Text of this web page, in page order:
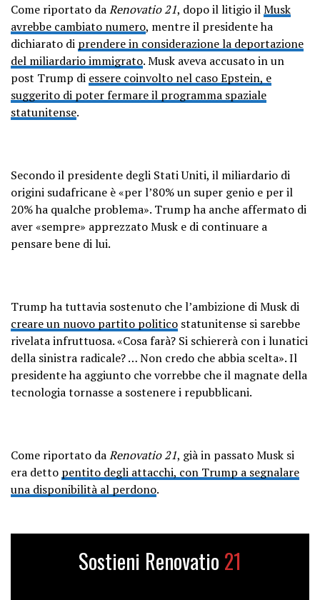
Come riportato daRenovatio 21, dopo il litigio ilMusk
avrebbe cambiato numero, mentre il presidente ha
dichiarato di prendere in considerazione la deportazione
del miliardario immigrato. Musk aveva accusato in un
post Trump di essere coinvolto nel caso Epstein, e
suggerito di poter fermare il programma spaziale
statunitense.
Secondo il presidente degli Stati Uniti, il miliardario di
origini sudafricane è «per l’80% un super genio e per il
20% ha qualche problema». Trump ha anche affermato di
aver «sempre» apprezzato Musk e di continuare a
pensare bene di lui.
Trump ha tuttavia sostenuto che l’ambizione di Musk di
creare un nuovo partito politico statunitense si sarebbe
rivelata infruttuosa. «Cosa farà? Si schiererà con i lunatici
della sinistra radicale? … Non credo che abbia scelta». Il
presidente ha aggiunto che vorrebbe che il magnate della
tecnologia tornasse a sostenere i repubblicani.
Come riportato daRenovatio 21, già in passato Musk si
era detto pentito degli attacchi, con Trump a segnalare
una disponibilità al perdono.
Sostieni Renovatio 21